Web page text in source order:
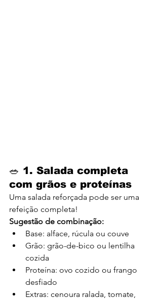
🥗 1. Salada completa
com grãos e proteínas
Uma salada reforçada pode ser uma
refeição completa!
Sugestão de combinação:
Base: alface, rúcula ou couve
Grão: grão-de-bico ou lentilha
cozida
Proteína: ovo cozido ou frango
desfiado
Extras: cenoura ralada, tomate,